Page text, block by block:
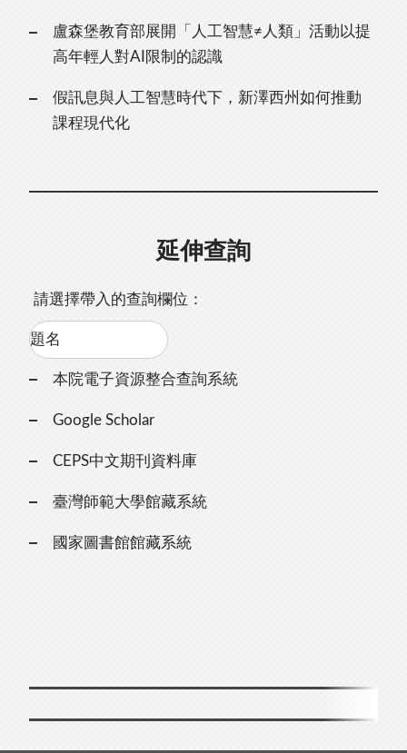
盧森堡教育部展開「人工智慧≠人類」活動以提
高年輕人對AI限制的認識
假訊息與人工智慧時代下，新澤西州如何推動
課程現代化
延伸查詢
請選擇帶入的查詢欄位：
本院電子資源整合查詢系統
Google Scholar
CEPS中文期刊資料庫
臺灣師範大學館藏系統
國家圖書館館藏系統